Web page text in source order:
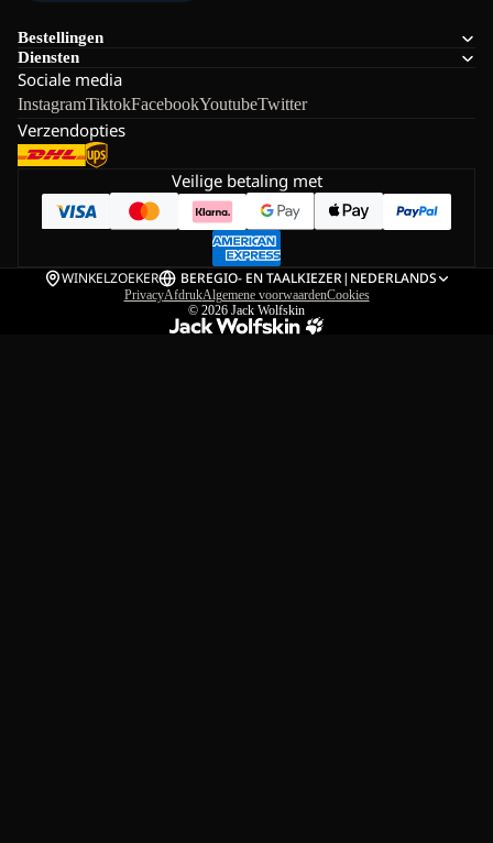
Bestellingen
Diensten
Sociale media
InstagramTiktokFacebookYoutubeTwitter
Verzendopties
Veilige betaling met
WINKELZOEKER BEREGIO- EN TAALKIEZER| NEDERLANDS
PrivacyAfdrukAlgemene voorwaardenCookies
© 2026 Jack Wolfskin